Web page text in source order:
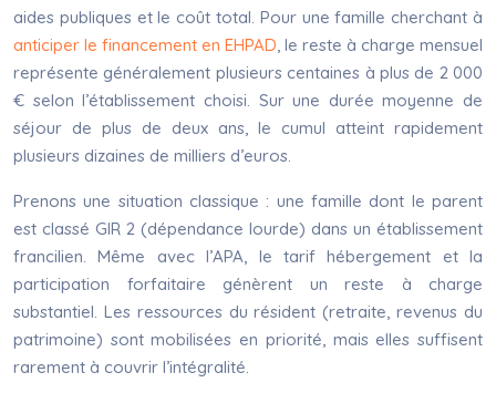
aides publiques et le coût total. Pour une famille cherchant à
anticiper le financement en EHPAD, le reste à charge mensuel
représente généralement plusieurs centaines à plus de 2 000
€ selon l’établissement choisi. Sur une durée moyenne de
séjour de plus de deux ans, le cumul atteint rapidement
plusieurs dizaines de milliers d’euros.
Prenons une situation classique : une famille dont le parent
est classé GIR 2 (dépendance lourde) dans un établissement
francilien. Même avec l’APA, le tarif hébergement et la
participation forfaitaire génèrent un reste à charge
substantiel. Les ressources du résident (retraite, revenus du
patrimoine) sont mobilisées en priorité, mais elles suffisent
rarement à couvrir l’intégralité.